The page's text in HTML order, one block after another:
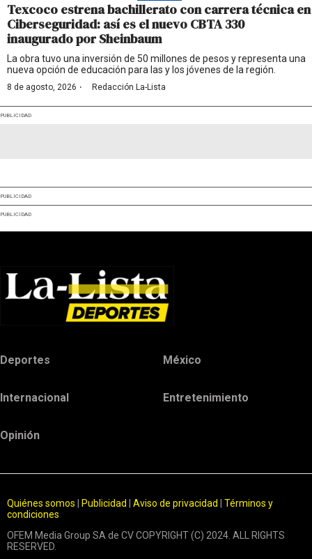
Texcoco estrena bachillerato con carrera técnica en
Ciberseguridad: así es el nuevo CBTA 330
inaugurado por Sheinbaum
La obra tuvo una inversión de 50 millones de pesos y representa una
nueva opción de educación para las y los jóvenes de la región.
8 de agosto, 2026 · Redacción La-Lista
PUBLICIDAD
PUBLICIDAD
PUBLICIDAD
Deportes México
Internacional Entretenimiento
Opinión
Quiénes somos Publicidad Aviso de privacidad
Términos y
condiciones
OFEM Media Group SA de CV COPYRIGHT (C) 2024. ALL RIGHTS
RESERVED.